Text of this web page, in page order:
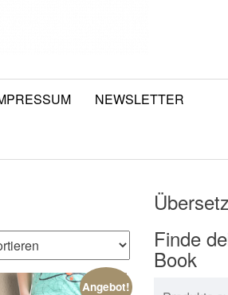
NEWSLETTER
Angebot!
Finde
Book